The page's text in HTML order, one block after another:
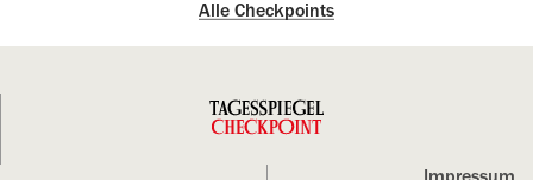
Alle Checkpoints